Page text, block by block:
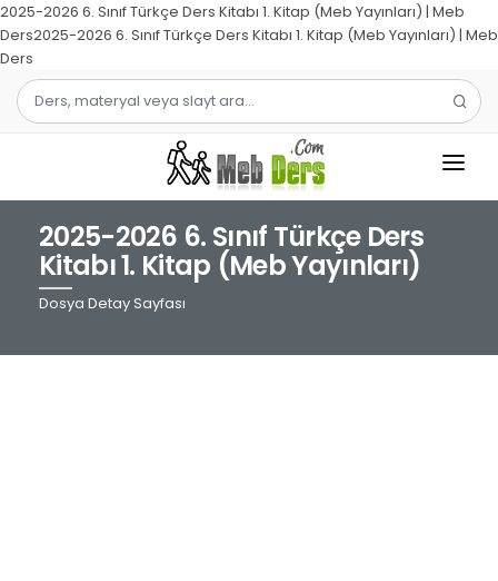
2025-2026 6. Sınıf Türkçe Ders Kitabı 1. Kitap (Meb Yayınları) | Meb
Ders2025-2026 6. Sınıf Türkçe Ders Kitabı 1. Kitap (Meb Yayınları) | Meb
Ders
1.SINIF
2.SINIF
2025-2026 6. Sınıf Türkçe Ders
Kitabı 1. Kitap (Meb Yayınları)
Dosya Detay Sayfası